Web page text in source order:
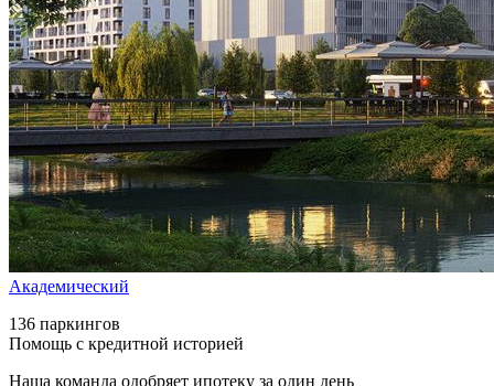
Академический
136 паркингов
Помощь с кредитной историей
Наша команда одобряет ипотеку за один день